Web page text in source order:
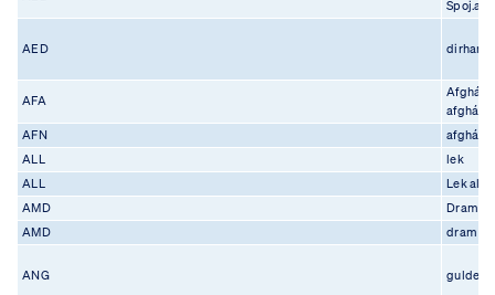
AED dirham
AFA
Afghán
AFN
afghání
ALL
lek
ALL
Lek
AMD
Dram
AMD
dram
ANG gulden